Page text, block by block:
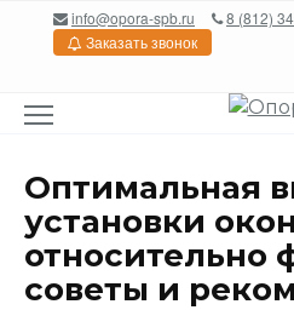
Перейтиinfo@opora-spb.ru
8 (812)
Заказать звонок
Оптимальная
установки
относительно
советы и